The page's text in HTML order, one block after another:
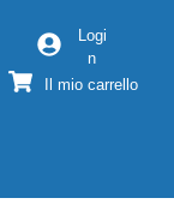
Logi
n
Il mio carrello